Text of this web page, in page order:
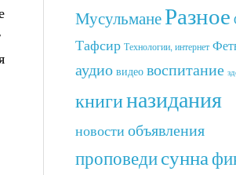
МусульманеРазное
Тафсир Технологии, интернет
аудио видео воспитание
книгиназидания
новости объявления
проповедисунна